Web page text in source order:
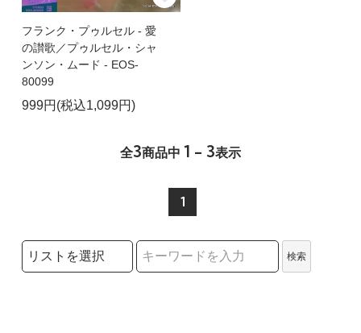
フランク・プゥルセル - 愛
の讃歌／プゥルセル・シャ
ンソン・ムード - EOS-
80099
999円(税込1,099円)
全3商品中 1 - 3表示
1
検索リストの選択
検索